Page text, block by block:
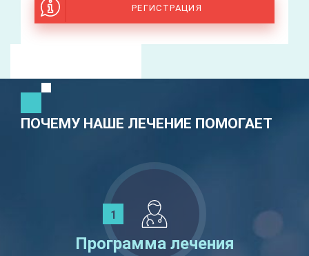
РЕГИСТРАЦИЯ
ПОЧЕМУ НАШЕ ЛЕЧЕНИЕ ПОМОГАЕТ
Программа лечения